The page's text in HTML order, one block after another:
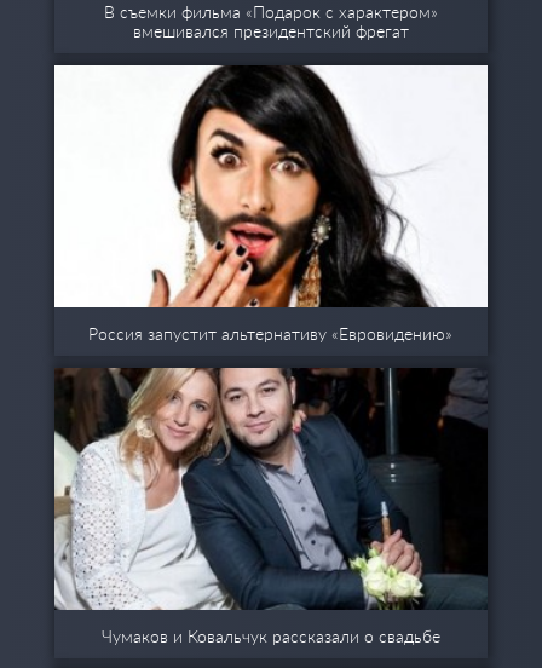
В съемки фильма «Подарок с характером»
вмешивался президентский фрегат
Россия запустит альтернативу «Евровидению»
Чумаков и Ковальчук рассказали о свадьбе